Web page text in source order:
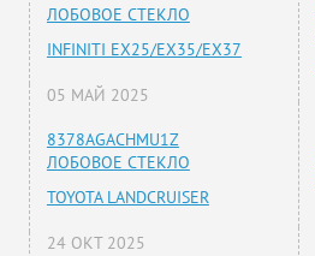
ЛОБОВОЕ СТЕКЛО
INFINITI EX25/EX35/EX37
05 МАЙ 2025
8378AGACHMU1Z
ЛОБОВОЕ СТЕКЛО
TOYOTA LANDCRUISER
24 ОКТ 2025